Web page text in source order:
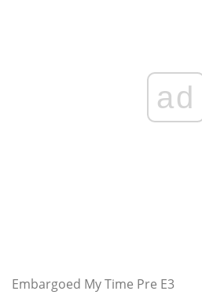
ad
Embargoed My Time Pre E3